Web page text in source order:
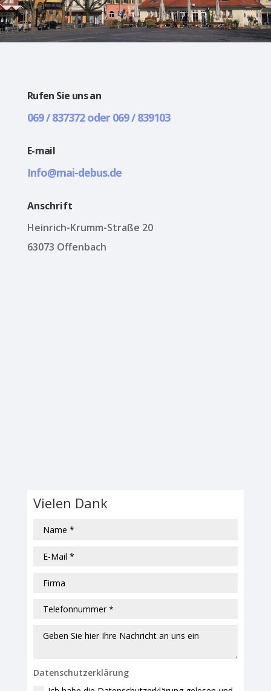
Rufen Sie uns an
069 / 837372 oder 069 / 839103
E-mail
Info@mai-debus.de
Anschrift
Heinrich-Krumm-Straße 20
63073 Offenbach
Vielen Dank
Datenschutzerklärung